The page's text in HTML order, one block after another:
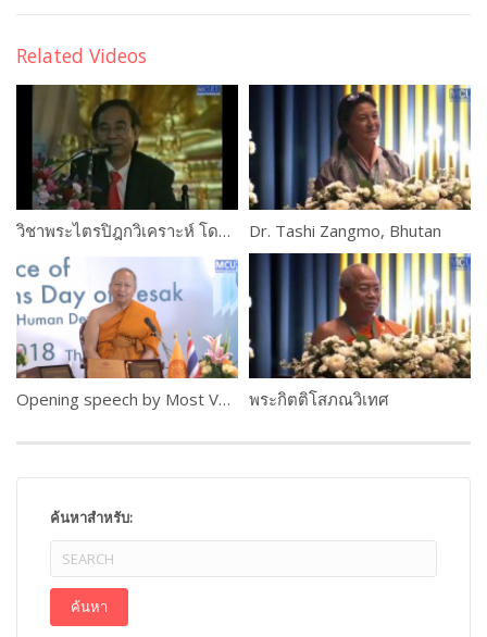
Related Videos
วิชาพระไตรปิฎกวิเคราะห์ โดยอาจารย์เสฐียรพงษ์ วรรณปก ตอนที่ 1 Dr. Tashi Zangmo, Bhutan
Opening speech by Most Ven. Prof. Dr. Phra Brahmapundit พระกิตติโสภณวิเทศ
ค้นหาสำหรับ: